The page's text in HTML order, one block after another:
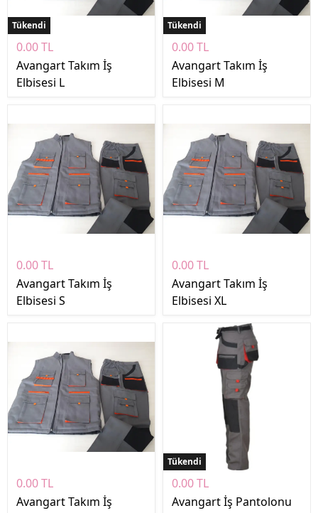
Tükendi
0.00 TL
Avangart Takım İş
Elbisesi L
Tükendi
0.00 TL
Avangart Takım İş
Elbisesi M
0.00 TL
Avangart Takım İş
Elbisesi S
0.00 TL
Avangart Takım İş
Elbisesi XL
0.00 TL
Avangart Takım İş
Tükendi
0.00 TL
Avangart İş Pantolonu